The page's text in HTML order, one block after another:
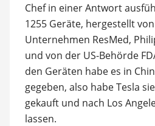
Chef in einer Antwort
1255 Geräte, hergestellt
Unternehmen ResMed,
und von der US-Behörde
den Geräten habe es in
gegeben, also habe Tesla
gekauft und nach Los
lassen.